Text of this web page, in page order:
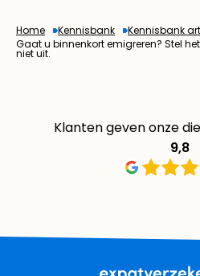
Home Kennisbank
Kennisbank
Gaat u binnenkort emigreren? Stel
niet uit.
Klanten geven onze
9,8